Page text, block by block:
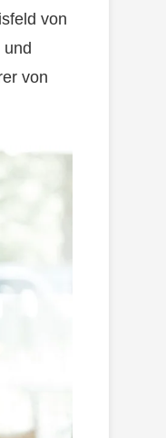
von
und
von